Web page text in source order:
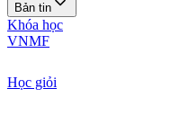
Bản tin
Khóa học
VNMF
Học giỏi